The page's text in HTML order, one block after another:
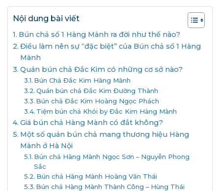
Nội dung bài viết
Bún chả số 1 Hàng Mành ra đời như thế nào?
Điều làm nên sự “đặc biệt” của Bún chả số 1 Hàng
Mành
Quán bún chả Đắc Kim có những cơ sở nào?
Bún Chả Đắc Kim Hàng Mành
Quán bún chả Đắc Kim Đường Thành
Bún chả Đắc Kim Hoàng Ngọc Phách
Tiệm bún chả Khói by Đắc Kim Hàng Mành
Giá bún chả Hàng Mành có đắt không?
Một số quán bún chả mang thương hiệu Hàng
Mành ở Hà Nội
Bún chả Hàng Mành Ngọc Sơn – Nguyễn Phong
Sắc
Bún chả Hàng Mành Hoàng Văn Thái
Bún chả Hàng Mành Thành Công – Hùng Thái